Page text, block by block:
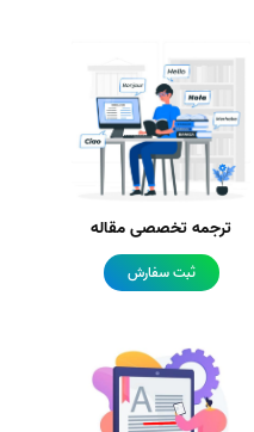
ترجمه تخصصی مقاله
ثبت سفارش